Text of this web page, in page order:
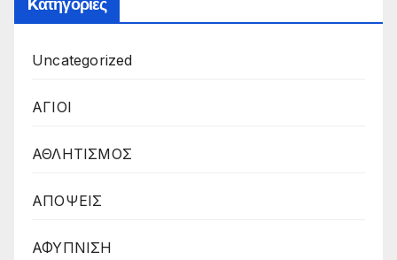
Kατηγορίες
Uncategorized
ΑΓΙΟΙ
ΑΘΛΗΤΙΣΜΟΣ
ΑΠΟΨΕΙΣ
ΑΦΥΠΝΙΣΗ